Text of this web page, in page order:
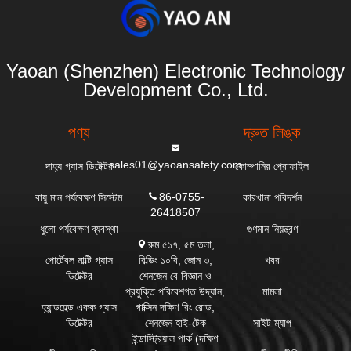
Yaoan (Shenzhen) Electronic Technology
Development Co., Ltd.
পণ্য
দাহ্য গ্যাস ডিটেক্টর
বায়ু মান পর্যবেক্ষণ সিস্টেম
ধুলো পর্যবেক্ষণ ব্যবস্থা
পোর্টেবল মাল্টি গ্যাস
ডিটেক্টর
হ্যান্ডহেল্ড একক গ্যাস
ডিটেক্টর
sales01@yaoansafety.com
86-0755-
26418507
রুম ৫১৭, ৫ম তলা,
বিল্ডিং ১০বি, জোন ৩,
শেনজেন বে বিজ্ঞান ও
প্রযুক্তি পরিবেশগত উদ্যান,
গাক্সিন দক্ষিণ রিং রোড,
শেনজেন হাই-টেক
ইন্ডাস্ট্রিয়াল পার্ক (দক্ষিণ
দ্রুত লিঙ্ক
কোম্পানির প্রোফাইল
কারখানা পরিদর্শন
গুণমান নিয়ন্ত্রণ
খবর
মামলা
সাইট ম্যাপ